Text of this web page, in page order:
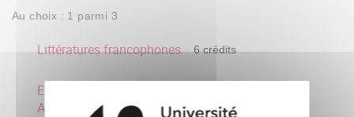
Au choix : 1 parmi 3
Littératures francophones 6 crédits
Emerging Voices :
American Women Writers